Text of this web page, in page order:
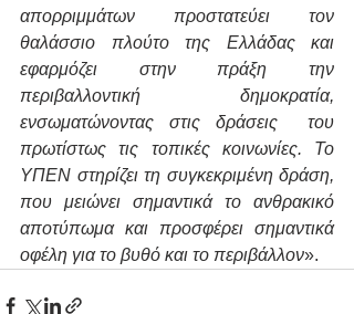
απορριμμάτων προστατεύει τον
θαλάσσιο πλούτο της Ελλάδας και
εφαρμόζει στην πράξη την
περιβαλλοντική δημοκρατία,
ενσωματώνοντας στις δράσεις  του
πρωτίστως τις τοπικές κοινωνίες. Το
ΥΠΕΝ στηρίζει τη συγκεκριμένη δράση,
που μειώνει σημαντικά το ανθρακικό
αποτύπωμα και προσφέρει σημαντικά
οφέλη για το βυθό και το περιβάλλον».